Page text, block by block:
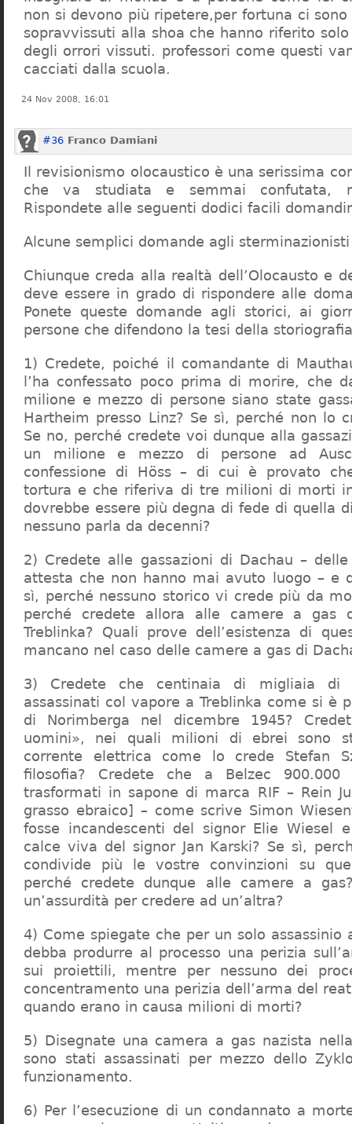
non si devono più ripetere,per fortuna ci
sopravvissuti alla shoa che hanno riferito
degli orrori vissuti. professori come questi
cacciati dalla scuola.
24 Nov 2008, 16:01
#36 Franco Damiani
Il revisionismo olocaustico è una serissima
che va studiata e semmai confutata,
Rispondete alle seguenti dodici facili
Alcune semplici domande agli sterminazionisti
Chiunque creda alla realtà dell’Olocausto e
deve essere in grado di rispondere alle
Ponete queste domande agli storici, ai
persone che difendono la tesi della
1) Credete, poiché il comandante di
l’ha confessato poco prima di morire, che
milione e mezzo di persone siano state
Hartheim presso Linz? Se sì, perché non lo
Se no, perché credete voi dunque alla
un milione e mezzo di persone ad
confessione di Höss – di cui è provato
tortura e che riferiva di tre milioni di morti
dovrebbe essere più degna di fede di quella
nessuno parla da decenni?
2) Credete alle gassazioni di Dachau –
attesta che non hanno mai avuto luogo – e
sì, perché nessuno storico vi crede più da
perché credete allora alle camere a gas
Treblinka? Quali prove dell’esistenza di
mancano nel caso delle camere a gas di
3) Credete che centinaia di migliaia di
assassinati col vapore a Treblinka come si è
di Norimberga nel dicembre 1945?
uomini», nei quali milioni di ebrei sono
corrente elettrica come lo crede Stefan
filosofia? Credete che a Belzec
trasformati in sapone di marca RIF – Rein
grasso ebraico] – come scrive Simon
fosse incandescenti del signor Elie Wiesel
calce viva del signor Jan Karski? Se sì,
condivide più le vostre convinzioni su
perché credete dunque alle camere a
un’assurdità per credere ad un’altra?
4) Come spiegate che per un solo assassinio
debba produrre al processo una perizia
sui proiettili, mentre per nessuno dei
concentramento una perizia dell’arma del
quando erano in causa milioni di morti?
5) Disegnate una camera a gas nazista
sono stati assassinati per mezzo dello
funzionamento.
6) Per l’esecuzione di un condannato a